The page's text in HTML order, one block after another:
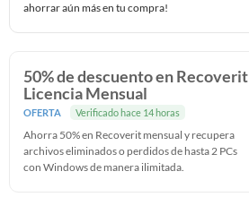
ahorrar aún más en tu compra!
50% de descuento en Recoverit
Licencia Mensual
OFERTA Verificado hace 14 horas
Ahorra 50% en Recoverit mensual y recupera
archivos eliminados o perdidos de hasta 2 PCs
con Windows de manera ilimitada.